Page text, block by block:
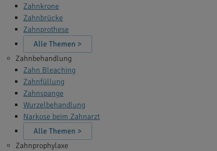
Zahnkrone
Zahnbrücke
Zahnprothese
Alle Themen >
Zahnbehandlung
Zahn Bleaching
Zahnfüllung
Zahnspange
Wurzelbehandlung
Narkose beim Zahnarzt
Alle Themen >
Zahnprophylaxe